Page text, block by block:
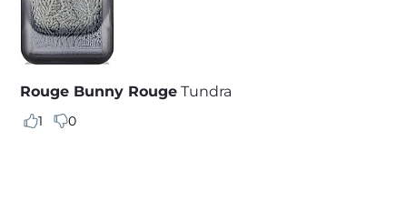
Rouge Bunny Rouge Tundra
1 0